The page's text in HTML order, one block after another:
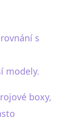
s
modely.
boxy,